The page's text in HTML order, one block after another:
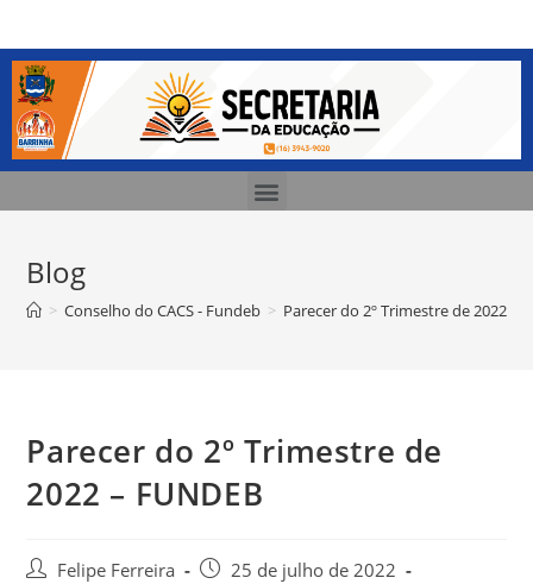
Blog
> Conselho do CACS - Fundeb > Parecer do 2º Trimestre de 2022 –
Parecer do 2º Trimestre de
2022 – FUNDEB
Felipe Ferreira
25 de julho de 2022